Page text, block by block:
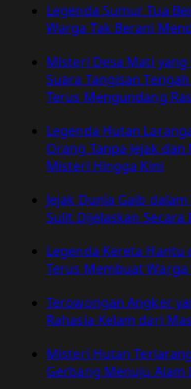
Legenda Sumur Tua
Warga Tak Berani
Misteri Desa Mati
Suara Tangisan
Terus Mengundang
Legenda Hutan
Orang Tanpa Jejak
Misteri Hingga Kini
Jejak Dunia Gaib
Sulit Dijelaskan Secara
Legenda Kereta Hantu
Terus Membuat
Terowongan Angker
Rahasia Kelam dari
Misteri Hutan
Gerbang Menuju Alam